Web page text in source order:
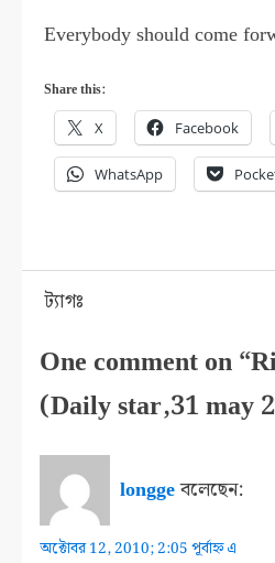
Everybody should come
Share this:
X Facebook
WhatsApp
ট্যাগঃ
One comment on
(Daily star,31 may
longgeবলেছেন:
অক্টোবর 12, 2010; 2:05 পূর্বাহ্ন এ